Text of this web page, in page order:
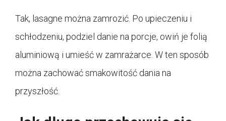
Tak, lasagne można zamrozić. Po upieczeniu i
schłodzeniu, podziel danie na porcje, owiń je folią
aluminiową i umieść w zamrażarce. W ten sposób
można zachować smakowitość dania na
przyszłość.